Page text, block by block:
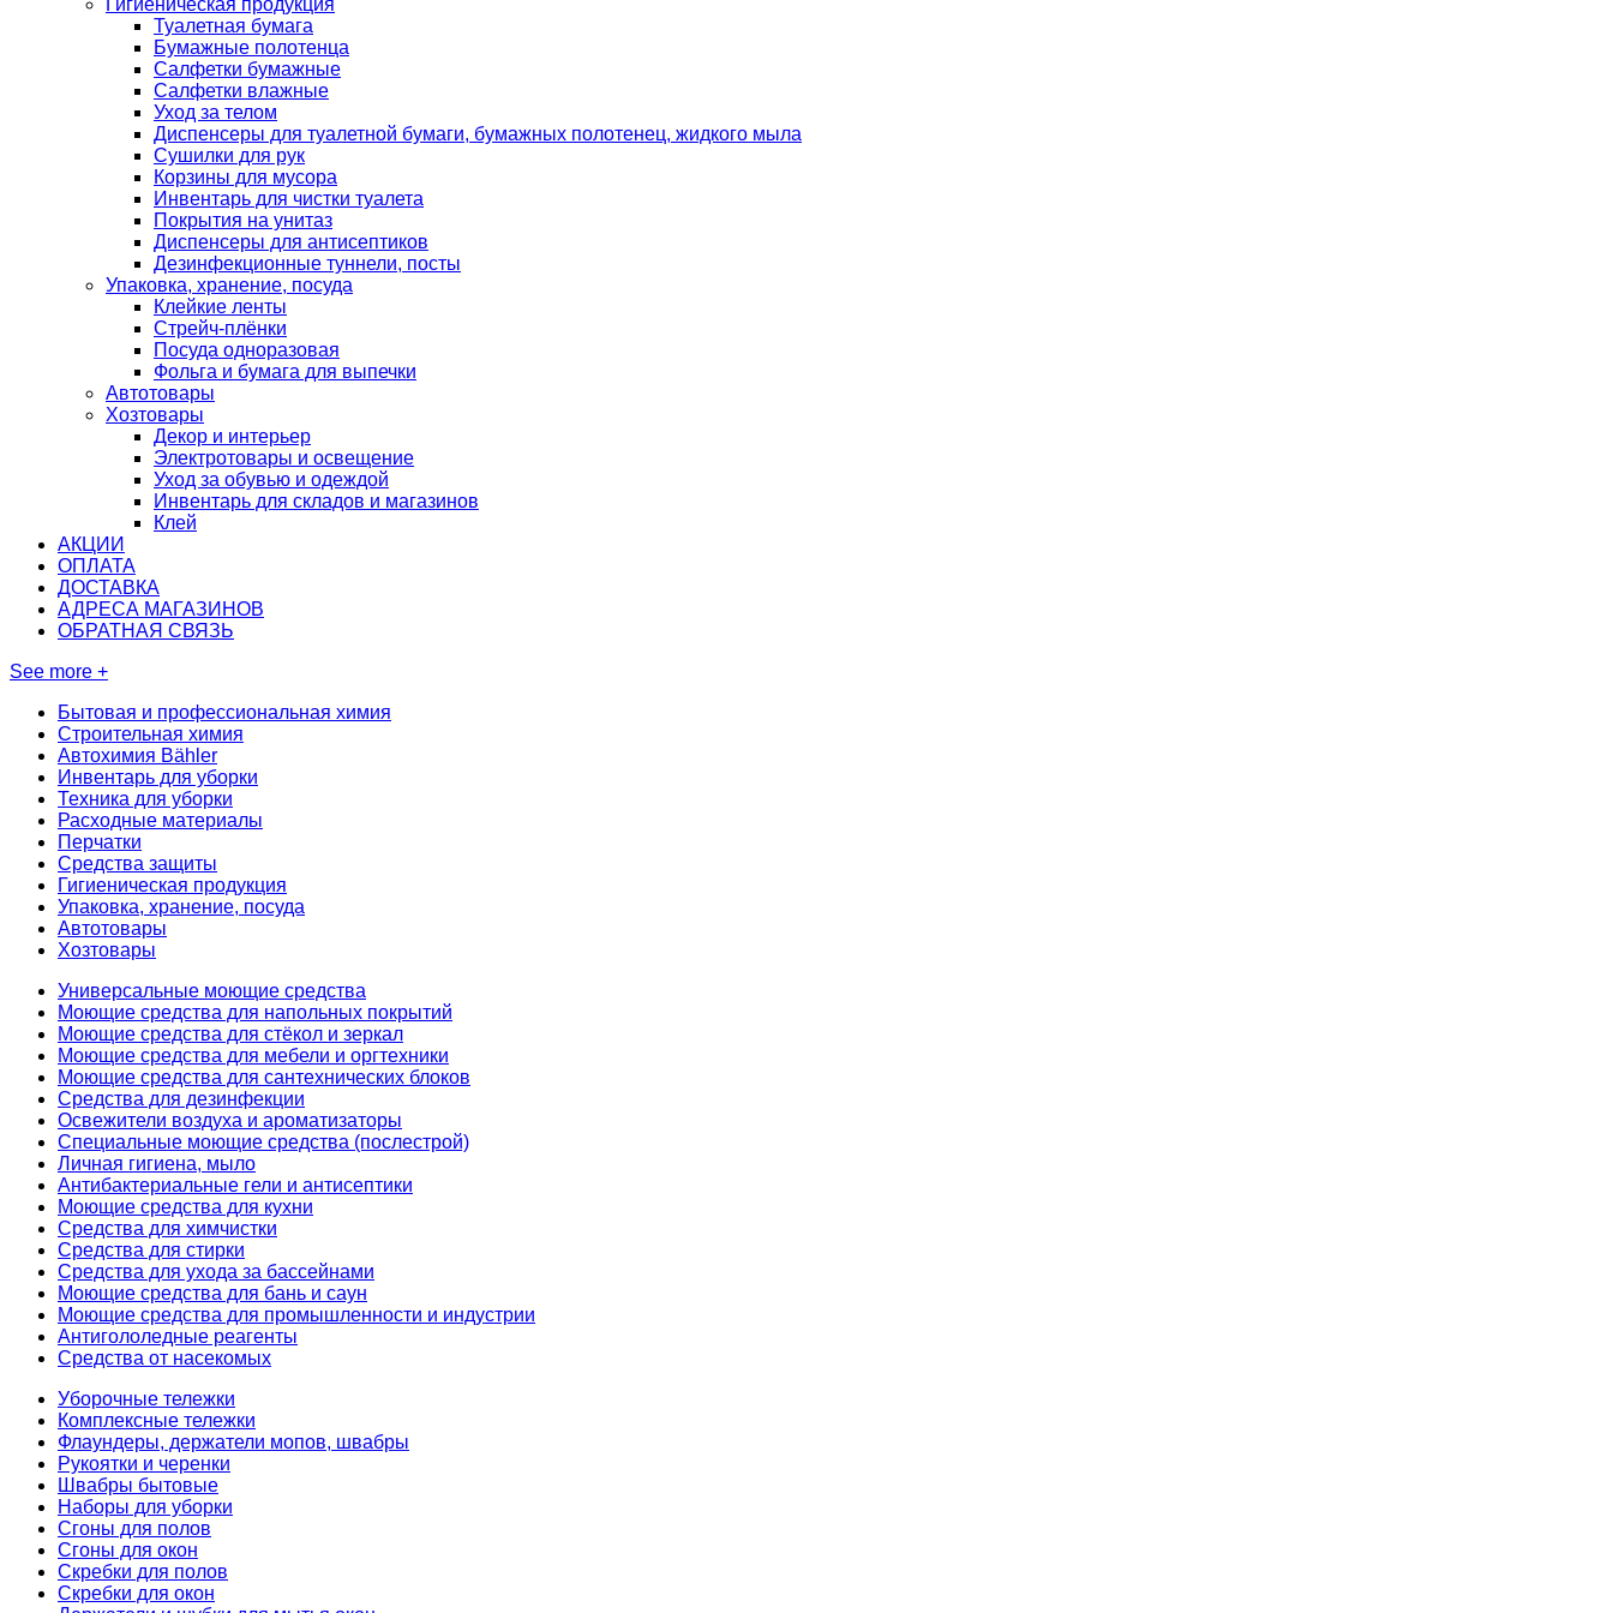
Туалетная бумага
Бумажные полотенца
Салфетки бумажные
Салфетки влажные
Уход за телом
Диспенсеры для туалетной бумаги, бумажных полотенец, жидкого мыла
Сушилки для рук
Корзины для мусора
Инвентарь для чистки туалета
Покрытия на унитаз
Диспенсеры для антисептиков
Дезинфекционные туннели, посты
Упаковка, хранение, посуда
Клейкие ленты
Стрейч-плёнки
Посуда одноразовая
Фольга и бумага для выпечки
Автотовары
Хозтовары
Декор и интерьер
Электротовары и освещение
Уход за обувью и одеждой
Инвентарь для складов и магазинов
Клей
АКЦИИ
ОПЛАТА
ДОСТАВКА
АДРЕСА МАГАЗИНОВ
ОБРАТНАЯ СВЯЗЬ
See more +
Бытовая и профессиональная химия
Строительная химия
Автохимия Bähler
Инвентарь для уборки
Техника для уборки
Расходные материалы
Перчатки
Средства защиты
Гигиеническая продукция
Упаковка, хранение, посуда
Автотовары
Хозтовары
Универсальные моющие средства
Моющие средства для напольных покрытий
Моющие средства для стёкол и зеркал
Моющие средства для мебели и оргтехники
Моющие средства для сантехнических блоков
Средства для дезинфекции
Освежители воздуха и ароматизаторы
Специальные моющие средства (послестрой)
Личная гигиена, мыло
Антибактериальные гели и антисептики
Моющие средства для кухни
Средства для химчистки
Средства для стирки
Средства для ухода за бассейнами
Моющие средства для бань и саун
Моющие средства для промышленности и индустрии
Антигололедные реагенты
Средства от насекомых
Уборочные тележки
Комплексные тележки
Флаундеры, держатели мопов, швабры
Рукоятки и черенки
Швабры бытовые
Наборы для уборки
Сгоны для полов
Сгоны для окон
Скребки для полов
Скребки для окон